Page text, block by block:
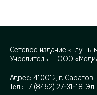
Сетевое издание «Глушь
Учредитель — ООО
Адрес: 410012, г.
Тел.: +7 (8452) 27-31-18.